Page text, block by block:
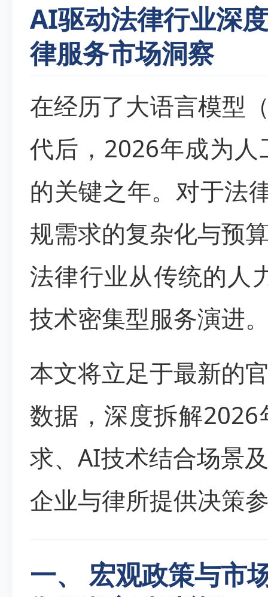
AI驱动法律行业深
律服务市场洞察
在经历了大语言模型
代后，2026年成为
的关键之年。对于法
规需求的复杂化与预
法律行业从传统的人
技术密集型服务演进
本文将立足于最新的
数据，深度拆解
求、AI技术结合场景
企业与律所提供决策
一、 宏观政策与市